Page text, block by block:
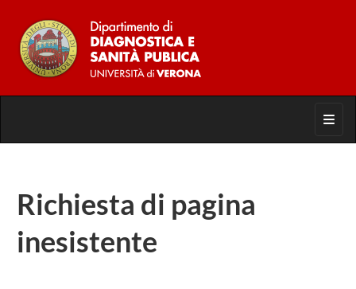
Richiesta di pagina
inesistente